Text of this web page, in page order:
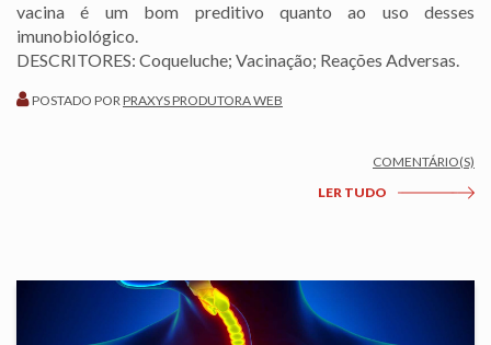
vacina é um bom preditivo quanto ao uso desses
imunobiológico.
DESCRITORES: Coqueluche; Vacinação; Reações Adversas.
POSTADO PORPRAXYS PRODUTORA WEB
COMENTÁRIO(S)
LER TUDO